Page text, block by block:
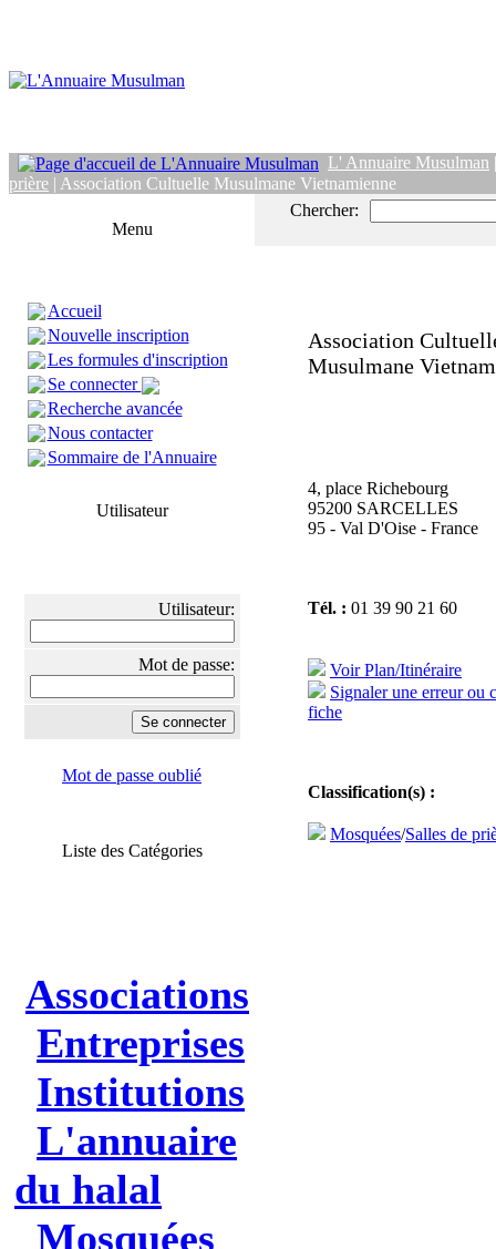
L' Annuaire Musulman
prière | Association Cultuelle Musulmane Vietnamienne
Menu
Accueil
Nouvelle inscription
Les formules d'inscription
Se connecter
Recherche avancée
Nous contacter
Sommaire de l'Annuaire
Utilisateur
Utilisateur:
Mot de passe:
Mot de passe oublié
Liste des Catégories
Associations
Entreprises
Institutions
L'annuaire
du halal
Mosquées
Chercher:
Association
Musulmane
4, place Richebourg
95200 SARCELLES
95 - Val D'Oise - France
Tél. : 01 39 90 21 60
Voir Plan/Itinéraire
Signaler une erreur ou
fiche
Classification(s) :
Mosquées/Salles de